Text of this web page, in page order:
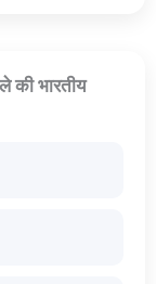
की भारतीय